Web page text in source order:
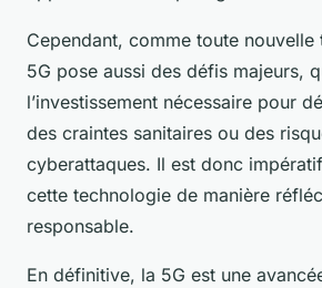
Cependant, comme toute nouvelle
5G pose aussi des défis majeurs,
l’investissement nécessaire pour
des craintes sanitaires ou des
cyberattaques. Il est donc
cette technologie de manière
responsable.
En définitive, la 5G est une